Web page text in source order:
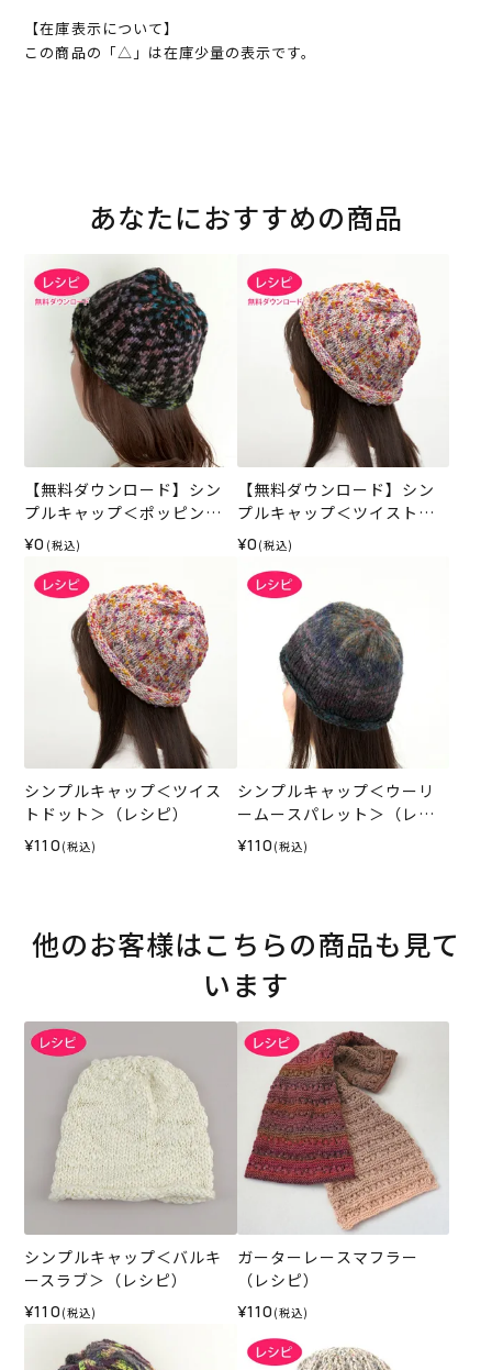
【在庫表示について】
この商品の「△」は在庫少量の表示です。
あなたにおすすめの商品
【無料ダウンロード】シン
プルキャップ＜ポッピンパ
ステル＞（レシピ）
¥0 (税込)
【無料ダウンロード】シン
プルキャップ＜ツイストド
ット＞（レシピ）
¥0 (税込)
シンプルキャップ＜ツイス
トドット＞（レシピ）
¥110 (税込)
シンプルキャップ＜ウーリ
ームースパレット＞（レシ
ピ）
¥110 (税込)
他のお客様はこちらの商品も見て
います
シンプルキャップ＜バルキ
ースラブ＞（レシピ）
¥110 (税込)
ガーターレースマフラー
（レシピ）
¥110 (税込)